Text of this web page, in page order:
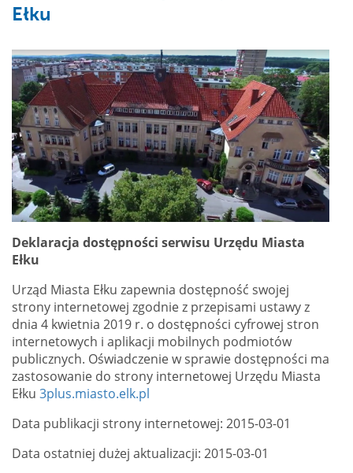
Ełku
Deklaracja dostępności serwisu Urzędu Miasta
Ełku
Urząd Miasta Ełku zapewnia dostępność swojej
strony internetowej zgodnie z przepisami ustawy z
dnia 4 kwietnia 2019 r. o dostępności cyfrowej stron
internetowych i aplikacji mobilnych podmiotów
publicznych. Oświadczenie w sprawie dostępności ma
zastosowanie do strony internetowej Urzędu Miasta
Ełku 3plus.miasto.elk.pl
Data publikacji strony internetowej: 2015-03-01
Data ostatniej dużej aktualizacji: 2015-03-01